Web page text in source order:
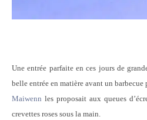
Une entrée parfaite en ces jours de
belle entrée en matière avant un barbecue
Maiwenn les proposait aux queues
crevettes roses sous la main.